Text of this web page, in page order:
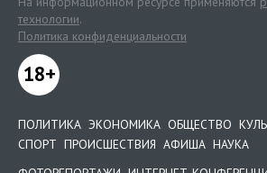
технологии.
Политика конфиденциальности
18+
ПОЛИТИКА ЭКОНОМИКА ОБЩЕСТВО
СПОРТ ПРОИСШЕСТВИЯ АФИША НАУКА